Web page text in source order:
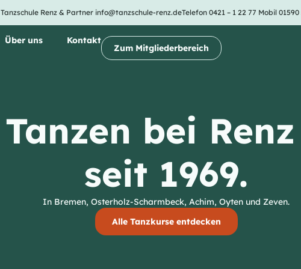
Tanzschule Renz & Partnerinfo@tanzschule-renz.deTelefon 0421 – 1 22 77 Mobil 01590
Über uns Kontakt
Zum Mitgliederbereich
Tanzen bei
seit 1969.
In Bremen, Osterholz-Scharmbeck, Achim, Oyten und Zeven.
Alle Tanzkurse entdecken